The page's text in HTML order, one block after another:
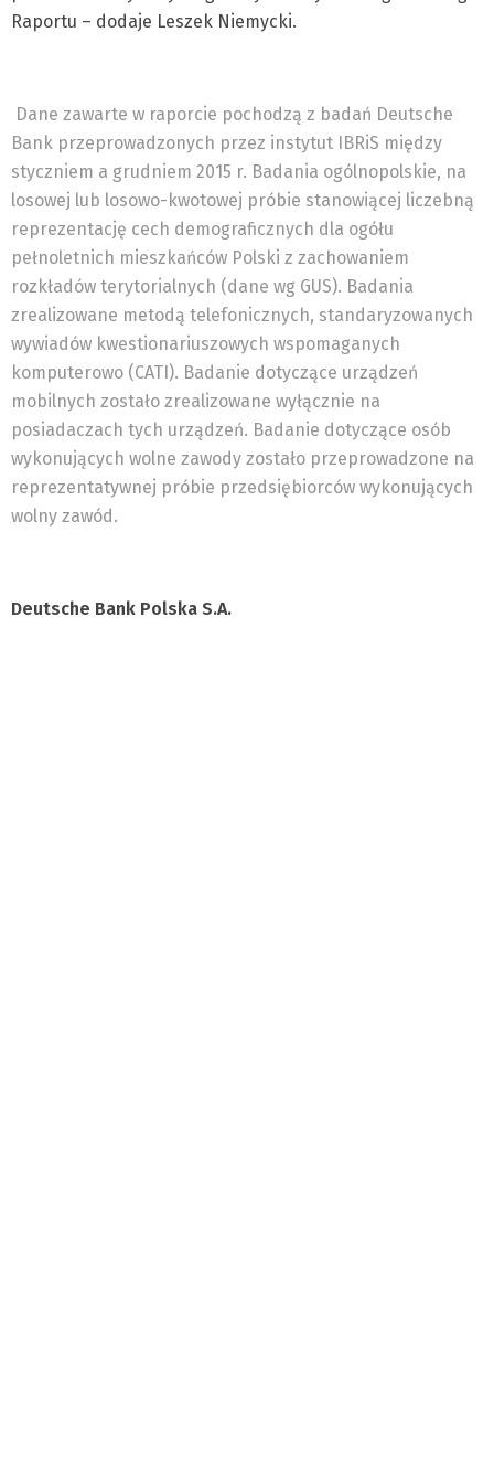
Raportu – dodaje Leszek Niemycki.
Dane zawarte w raporcie pochodzą z badań Deutsche
Bank przeprowadzonych przez instytut IBRiS między
styczniem a grudniem 2015 r. Badania ogólnopolskie, na
losowej lub losowo-kwotowej próbie stanowiącej liczebną
reprezentację cech demograficznych dla ogółu
pełnoletnich mieszkańców Polski z zachowaniem
rozkładów terytorialnych (dane wg GUS). Badania
zrealizowane metodą telefonicznych, standaryzowanych
wywiadów kwestionariuszowych wspomaganych
komputerowo (CATI). Badanie dotyczące urządzeń
mobilnych zostało zrealizowane wyłącznie na
posiadaczach tych urządzeń. Badanie dotyczące osób
wykonujących wolne zawody zostało przeprowadzone na
reprezentatywnej próbie przedsiębiorców wykonujących
wolny zawód.
Deutsche Bank Polska S.A.